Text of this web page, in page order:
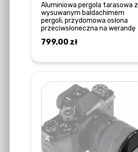
Aluminiowa pergola tarasowa z
wysuwanym baldachimem
pergoli, przydomowa osłona
przeciwsłoneczna na werandę
799,00 zł